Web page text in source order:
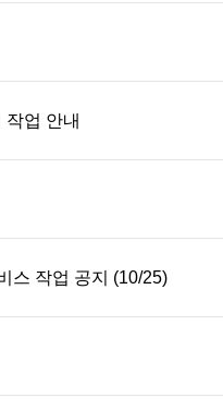
업 안내
스 작업 공지 (10/25)